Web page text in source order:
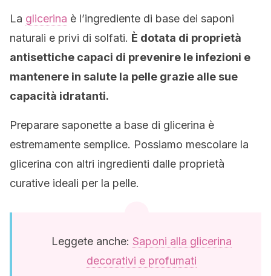
La glicerina è l’ingrediente di base dei saponi
naturali e privi di solfati. È dotata di proprietà
antisettiche capaci di prevenire le infezioni e
mantenere in salute la pelle grazie alle sue
capacità idratanti.
Preparare saponette a base di glicerina è
estremamente semplice. Possiamo mescolare la
glicerina con altri ingredienti dalle proprietà
curative ideali per la pelle.
Leggete anche: Saponi alla glicerina
decorativi e profumati